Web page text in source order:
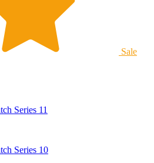
Sale
Series 11
Series 10